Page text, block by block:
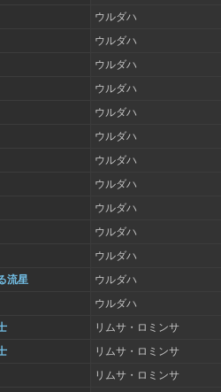
ウルダハ
ウルダハ
ウルダハ
ウルダハ
ウルダハ
ウルダハ
ウルダハ
ウルダハ
ウルダハ
ウルダハ
ウルダハ
流星
ウルダハ
ウルダハ
リムサ・ロミンサ
リムサ・ロミンサ
リムサ・ロミンサ